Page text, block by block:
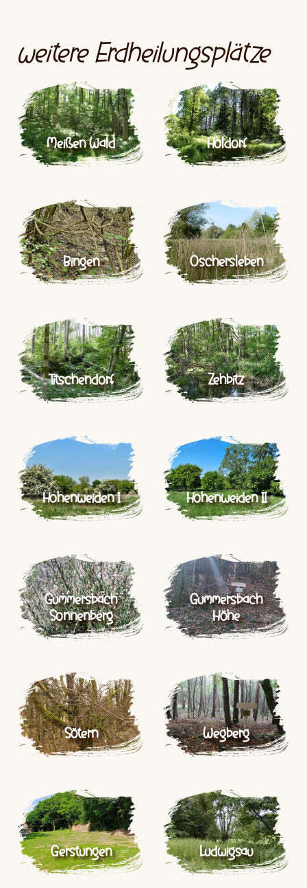
weitere Erdheilungsplätze
Meißen Wald Holdorf
Bingen Oschersleben
Titschendorf Zehbitz
Hohenweiden I Hohenweiden II
Gummersbach
Sonnenberg
Gummersbach
Höhe
Sötern Wegberg
Gerstungen Ludwigsau